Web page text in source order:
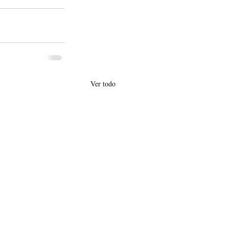
Ver todo